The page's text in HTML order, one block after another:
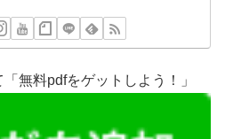
無料pdfをゲットしよう！」